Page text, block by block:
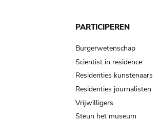
PARTICIPEREN
Burgerwetenschap
Scientist in residence
Residenties kunstenaars
Residenties journalisten
Vrijwilligers
Steun het museum